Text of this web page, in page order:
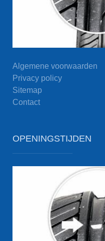
Algemene voorwaarden
Privacy policy
Sitemap
Contact
OPENINGSTIJDEN